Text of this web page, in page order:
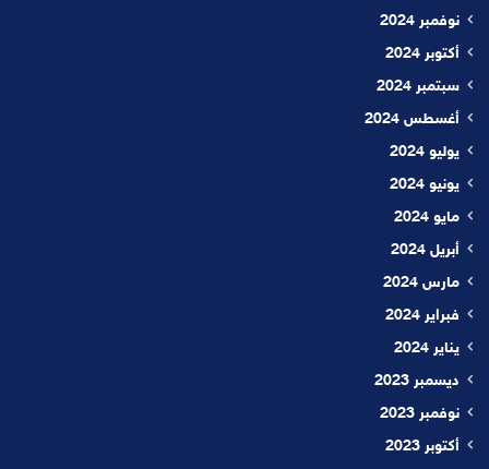
نوفمبر 2024
أكتوبر 2024
سبتمبر 2024
أغسطس 2024
يوليو 2024
يونيو 2024
مايو 2024
أبريل 2024
مارس 2024
فبراير 2024
يناير 2024
ديسمبر 2023
نوفمبر 2023
أكتوبر 2023